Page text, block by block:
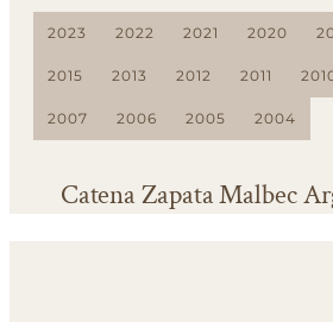
2023 2022 2021 2020
2015 2013 2012 2011
2007 2006 2005 2004
Catena Zapata Malbec